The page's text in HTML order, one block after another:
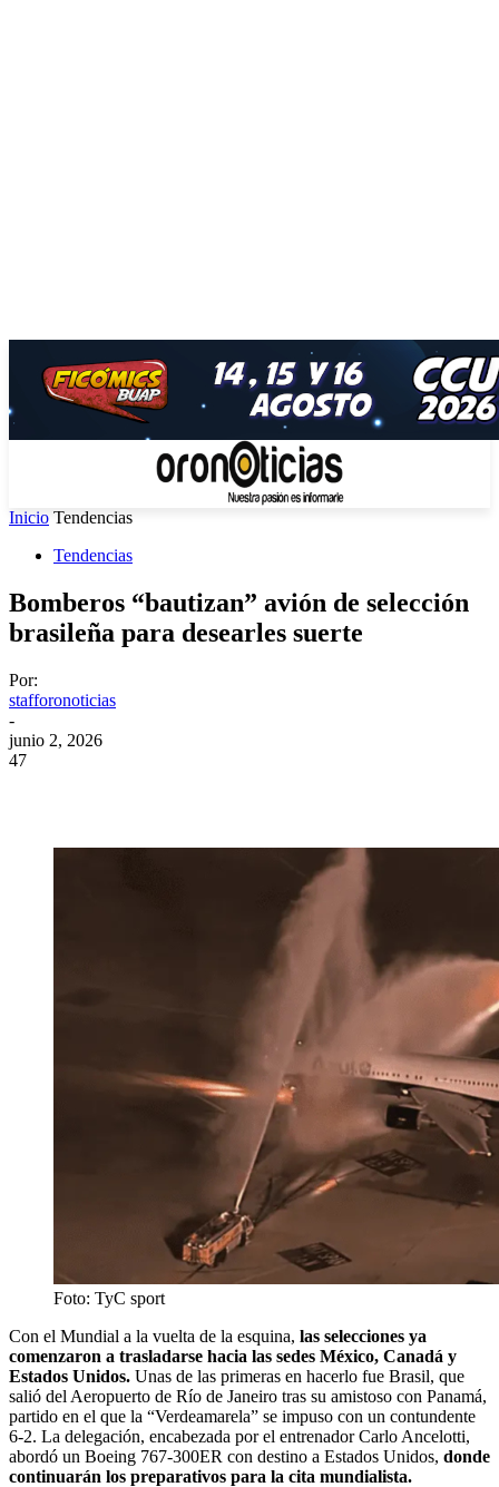
Inicio Tendencias
Tendencias
Bomberos “bautizan” avión de selección
brasileña para desearles suerte
Por:
stafforonoticias
-
junio 2, 2026
47
Foto: TyC sport
Con el Mundial a la vuelta de la esquina, las selecciones ya
comenzaron a trasladarse hacia las sedes México, Canadá y
Estados Unidos. Unas de las primeras en hacerlo fue Brasil, que
salió del Aeropuerto de Río de Janeiro tras su amistoso con Panamá,
partido en el que la “Verdeamarela” se impuso con un contundente
6-2. La delegación, encabezada por el entrenador Carlo Ancelotti,
abordó un Boeing 767-300ER con destino a Estados Unidos, donde
continuarán los preparativos para la cita mundialista.